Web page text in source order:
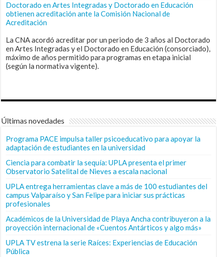
Doctorado en Artes Integradas y Doctorado en Educación
obtienen acreditación ante la Comisión Nacional de
Acreditación
La CNA acordó acreditar por un periodo de 3 años al Doctorado
en Artes Integradas y el Doctorado en Educación (consorciado),
máximo de años permitido para programas en etapa inicial
(según la normativa vigente).
Últimas novedades
Programa PACE impulsa taller psicoeducativo para apoyar la
adaptación de estudiantes en la universidad
Ciencia para combatir la sequía: UPLA presenta el primer
Observatorio Satelital de Nieves a escala nacional
UPLA entrega herramientas clave a más de 100 estudiantes del
campus Valparaíso y San Felipe para iniciar sus prácticas
profesionales
Académicos de la Universidad de Playa Ancha contribuyeron a la
proyección internacional de «Cuentos Antárticos y algo más»
UPLA TV estrena la serie Raíces: Experiencias de Educación
Pública